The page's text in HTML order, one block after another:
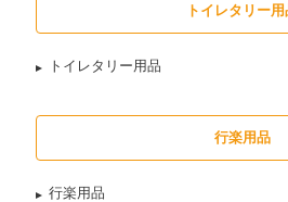
トイレタリー用
トイレタリー用品
行楽用品
行楽用品